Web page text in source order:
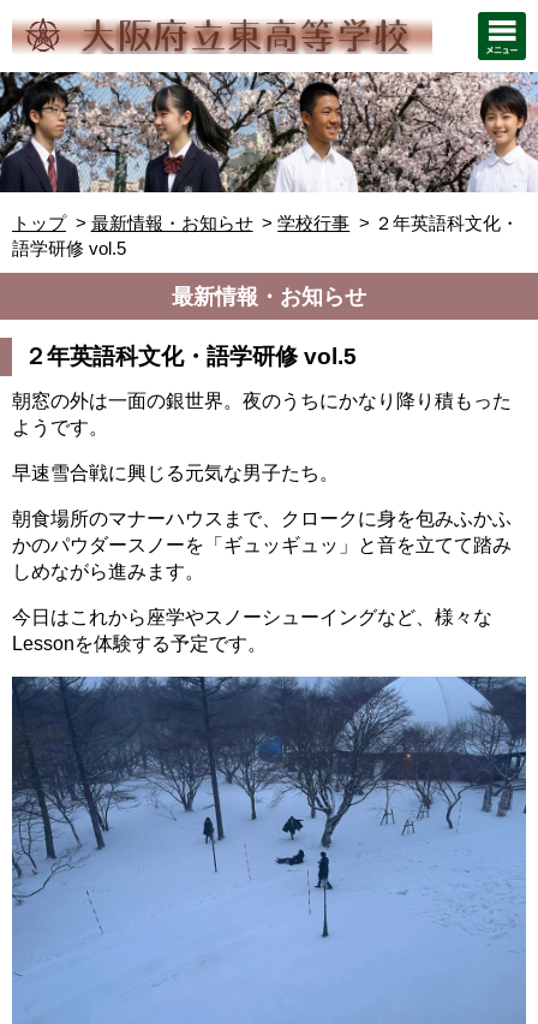
トップ 最新情報・お知らせ 学校行事
２年英語科文化・
語学研修 vol.5
最新情報・お知らせ
２年英語科文化・語学研修 vol.5
朝窓の外は一面の銀世界。夜のうちにかなり降り積もった
ようです。
早速雪合戦に興じる元気な男子たち。
朝食場所のマナーハウスまで、クロークに身を包みふかふ
かのパウダースノーを「ギュッギュッ」と音を立てて踏み
しめながら進みます。
今日はこれから座学やスノーシューイングなど、様々な
Lessonを体験する予定です。